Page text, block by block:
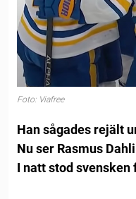
Foto: Viafree
Han sågades rejält
Nu ser Rasmus
I natt stod